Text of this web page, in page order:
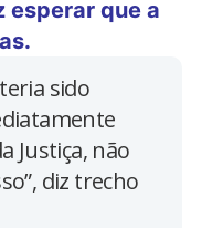
esperar que a
sido
Justiça, não
diz trecho